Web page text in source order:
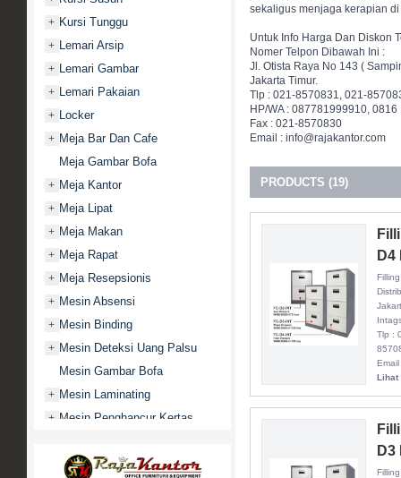
+ Kursi Tunggu
+ Lemari Arsip
+ Lemari Gambar
+ Lemari Pakaian
+ Locker
+ Meja Bar Dan Cafe
Meja Gambar Bofa
+ Meja Kantor
+ Meja Lipat
+ Meja Makan
+ Meja Rapat
+ Meja Resepsionis
+ Mesin Absensi
+ Mesin Binding
+ Mesin Deteksi Uang Palsu
Mesin Gambar Bofa
+ Mesin Laminating
+ Mesin Penghancur Kertas
Mobile File / Roll O Pack
sekaligus menjaga kerapian
Untuk Info Harga Dan Diskon
Nomer Telpon Dibawah Ini :
Jl. Otista Raya No 143 (
Jakarta Timur.
Tlp : 021-8570831, 021-
HP/WA : 087781999910,
Fax : 021-8570830
Email : info@rajakantor.com
PRODUCTS (19)
D4
Tlp :
Lihat
D3